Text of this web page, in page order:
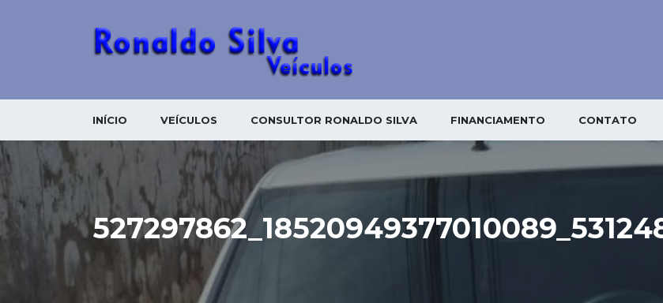
INÍCIO VEÍCULOS CONSULTOR RONALDO SILVA FINANCIAMENTO CONTATO